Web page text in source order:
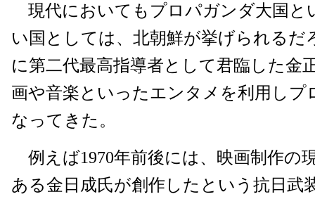
現代においてもプロパガンダ大国と
い国としては、北朝鮮が挙げられるだ
に第二代最高指導者として君臨した金
画や音楽といったエンタメを利用しプ
なってきた。
例えば1970年前後には、映画制作の
ある金日成氏が創作したという抗日武